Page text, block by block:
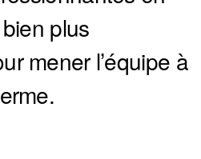
plus
mener l’équipe à